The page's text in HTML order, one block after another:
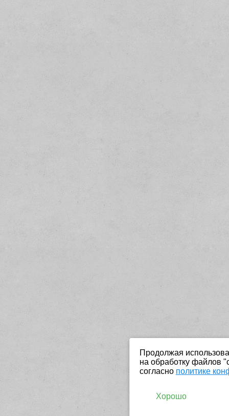
Продолжая
на обработку файлов
согласно политике
Хорошо